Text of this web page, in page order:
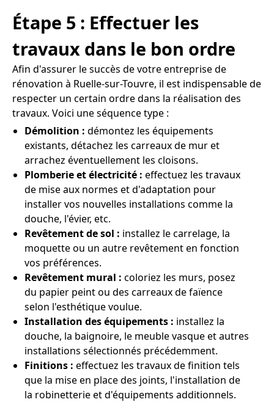
Étape 5 : Effectuer les
travaux dans le bon ordre
Afin d'assurer le succès de votre entreprise de
rénovation à Ruelle-sur-Touvre, il est indispensable de
respecter un certain ordre dans la réalisation des
travaux. Voici une séquence type :
Démolition : démontez les équipements
existants, détachez les carreaux de mur et
arrachez éventuellement les cloisons.
Plomberie et électricité : effectuez les travaux
de mise aux normes et d'adaptation pour
installer vos nouvelles installations comme la
douche, l'évier, etc.
Revêtement de sol : installez le carrelage, la
moquette ou un autre revêtement en fonction
vos préférences.
Revêtement mural : coloriez les murs, posez
du papier peint ou des carreaux de faïence
selon l'esthétique voulue.
Installation des équipements : installez la
douche, la baignoire, le meuble vasque et autres
installations sélectionnés précédemment.
Finitions : effectuez les travaux de finition tels
que la mise en place des joints, l'installation de
la robinetterie et d'équipements additionnels.